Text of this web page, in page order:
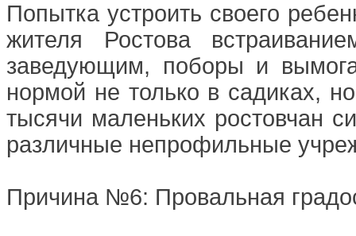
Попытка устроить своего
жителя Ростова
заведующим, поборы и
нормой не только в садиках,
тысячи маленьких ростовчан
различные непрофильные
Причина №6: Провальная